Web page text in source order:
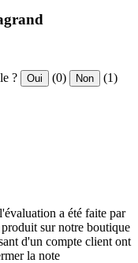
? Oui (0) Non (1)
a été faite par
sur notre boutique
d'un compte client ont
la note